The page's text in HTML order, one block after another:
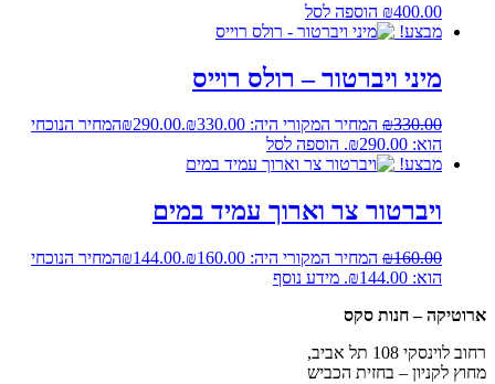
₪400.00
הוספה לסל
מבצע!
מיני ויברטור – רולס רוייס
₪330.00 המחיר המקורי היה: ₪330.00. ₪290.00
המחיר הנוכחי
הוא: ₪290.00.
הוספה לסל
מבצע!
ויברטור צר וארוך עמיד במים
₪160.00 המחיר המקורי היה: ₪160.00. ₪144.00
המחיר הנוכחי
הוא: ₪144.00.
מידע נוסף
ארוטיקה – חנות סקס
רחוב לוינסקי 108 תל אביב,
מחוץ לקניון – בחזית הכביש